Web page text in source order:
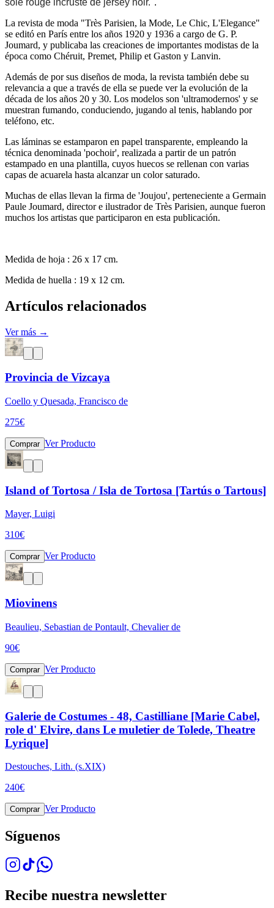
La revista de moda "Très Parisien, la Mode, Le Chic, L'Elegance"
se editó en París entre los años 1920 y 1936 a cargo de G. P.
Joumard, y publicaba las creaciones de importantes modistas de la
época como Chéruit, Premet, Philip et Gaston y Lanvin.
Además de por sus diseños de moda, la revista también debe su
relevancia a que a través de ella se puede ver la evolución de la
década de los años 20 y 30. Los modelos son 'ultramodernos' y se
muestran fumando, conduciendo, jugando al tenis, hablando por
teléfono, etc.
Las láminas se estamparon en papel transparente, empleando la
técnica denominada 'pochoir', realizada a partir de un patrón
estampado en una plantilla, cuyos huecos se rellenan con varias
capas de acuarela hasta alcanzar un color saturado.
Muchas de ellas llevan la firma de 'Joujou', perteneciente a Germain
Paule Joumard, director e ilustrador de Très Parisien, aunque fueron
muchos los artistas que participaron en esta publicación.
Medida de hoja : 26 x 17 cm.
Medida de huella : 19 x 12 cm.
Artículos relacionados
Ver más →
Provincia de Vizcaya
Coello y Quesada, Francisco de
275€
Comprar Ver Producto
Island of Tortosa / Isla de Tortosa [Tartús o Tartous]
Mayer, Luigi
310€
Comprar Ver Producto
Miovinens
Beaulieu, Sebastian de Pontault, Chevalier de
90€
Comprar Ver Producto
Galerie de Costumes - 48, Castilliane [Marie Cabel,
role d' Elvire, dans Le muletier de Tolede, Theatre
Lyrique]
Destouches, Lith. (s.XIX)
240€
Comprar Ver Producto
Síguenos
Recibe nuestra newsletter